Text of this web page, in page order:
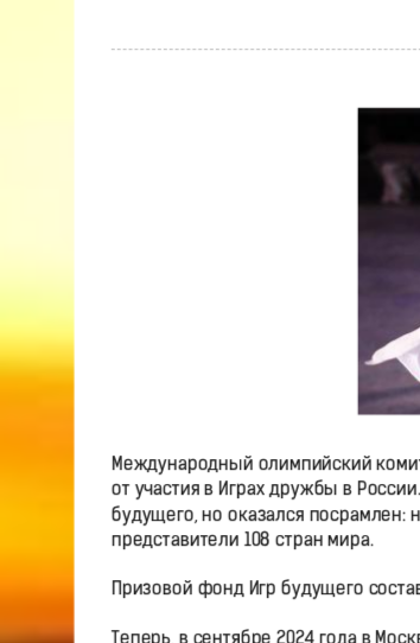
Международный олимпийский
от участия в Играх дружбы в
будущего, но оказался посрамлен:
представители 108 стран мира.
Призовой фонд Игр будущего
Теперь, в сентябре 2024 года в